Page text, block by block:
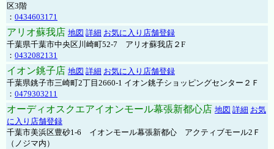
区3階
： 0434603171
アリオ蘇我店 地図 詳細 お気に入り店舗登録
千葉県千葉市中央区川崎町52-7 アリオ蘇我店２F
： 0432082131
イオン銚子店 地図 詳細 お気に入り店舗登録
千葉県銚子市三崎町2丁目2660-1 イオン銚子ショッピングセンター２Ｆ
： 0479303211
オーディオスクエアイオンモール幕張新都心店 地図 詳細 お気
に入り店舗登録
千葉市美浜区豊砂1-6 イオンモール幕張新都心 アクティブモール2Ｆ
（ノジマ内）